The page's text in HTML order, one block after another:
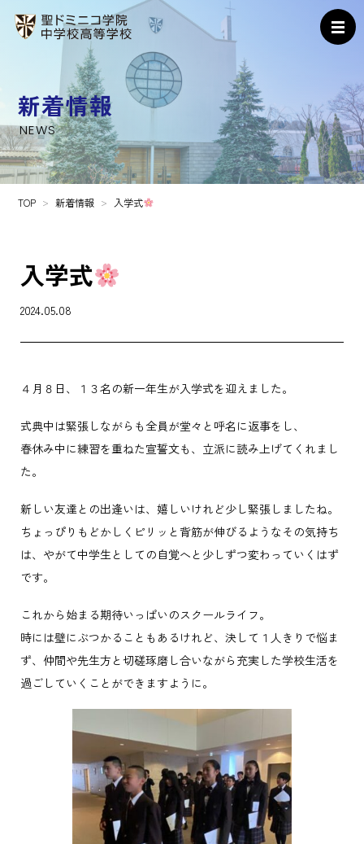
新着情報
NEWS
TOP 新着情報 入学式
入学式
2024.05.08
４月８日、１３名の新一年生が入学式を迎えました。
式典中は緊張しながらも全員が堂々と呼名に返事をし、
春休み中に練習を重ねた宣誓文も、立派に読み上げてくれまし
た。
新しい友達との出逢いは、嬉しいけれど少し緊張しましたね。
ちょっぴりもどかしくピリッと背筋が伸びるようなその気持ち
は、やがて中学生としての自覚へと少しずつ変わっていくはず
です。
これから始まる期待いっぱいのスクールライフ。
時には壁にぶつかることもあるけれど、決して１人きりで悩ま
ず、仲間や先生方と切磋琢磨し合いながら充実した学校生活を
過ごしていくことができますように。